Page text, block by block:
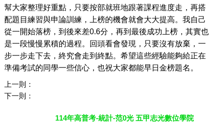
幫大家整理好重點，只要按部就班地跟著課程進度走，再搭
配題目練習與申論訓練，上榜的機會就會大大提高。我自己
從一開始落榜，到後來差0.6分，再到最後成功上榜，其實也
是一段慢慢累積的過程。回頭看會發現，只要沒有放棄，一
步一步走下去，終究會走到終點。希望這些經驗能夠給正在
準備考試的同學一些信心，也祝大家都能早日金榜題名。
上一則：
下一則：
114年高普考-統計-范0光 五甲志光數位學院